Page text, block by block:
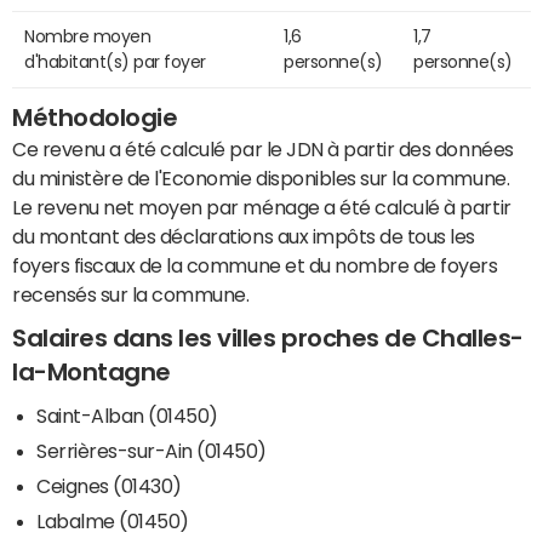
Nombre moyen
d'habitant(s) par foyer
1,6
personne(s)
1,7
personne(s)
Méthodologie
Ce revenu a été calculé par le JDN à partir des données
du ministère de l'Economie disponibles sur la commune.
Le revenu net moyen par ménage a été calculé à partir
du montant des déclarations aux impôts de tous les
foyers fiscaux de la commune et du nombre de foyers
recensés sur la commune.
Salaires dans les villes proches de Challes-
la-Montagne
Saint-Alban (01450)
Serrières-sur-Ain (01450)
Ceignes (01430)
Labalme (01450)